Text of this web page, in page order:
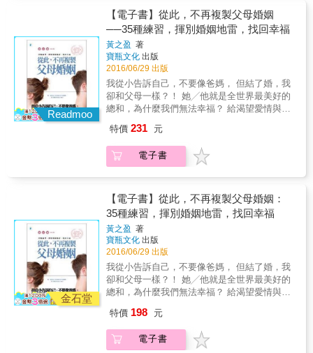
幾歲的單身生活，不妨好好規劃自己的人生目
標，只要愛自己、有信心，單身者必能與已婚
者一樣過得充實與快樂。▌愛需要做，更需要說
性是生活的一部分，因此，夫妻對性的想法、
期待、個人需求及感受，都需要彼此溝通。＜
案例1＞戀愛期的性愛頻率不高，卻很激烈。住
進大雄家後因父母的房間就在隔壁，他求歡的
次數驟降且草草了事。大雄的父母對我客客氣
要對自己的行為負責。目前我們都還在讀在職
碩士班，不過，還是決定公證結婚，只是收入
微薄，學雜費必須仰賴各自的父母，所以，或
許這是引發大雄父母不滿的地方吧。大雄和我
晚也很累，但我仍然渴望肌膚之親，大雄卻是
興趣缺缺。我今年三十歲，與前男友的性生活
是活潑滿意的，現在卻常覺得性慾未獲滿足。
幾次問大雄到底怎麼了，他總是說疲倦、太晚
了，或者性事沒那麼重要。我真是想不透，他
明明是有性能力的男人，怎會不想做？＜案例2
＞我和老婆談了四年的戀愛，每周到摩鐵親熱
一次，婚後第一年性生活頻繁愉悅，生了老大
後降為每周一次，老二誕生後為了照顧兩個孩
子，老婆與兩個孩子同眠，我被趕去睡客房。
我半夜爬上床求愛，她不是拒絕就是草草了
事。最近岳母北上探望外孫，順便幫忙照顧一
段時間，我獨守空房輾轉難眠，向太太抱怨，
事。 ●第二招：媳婦們，嘴甜大方準沒錯！婆
婆是妳一生中最重要的第二個女人，怎能不好
好對待！ ●第三招：和「姑字輩」組成堅強陣
線聯盟！才能發揮婆媳潤滑劑功能！ ●大絕
招：讓婆婆沒空理妳！讓她種花種菜、有同年
紀鄰居閒聊、把跟婆婆聊天的義務還給她的兒
子（妳老公）&hellip;&hellip; & 【女人最該心
疼的還是自己】 ●經濟獨立！──＞女人除了愛
花錢，更要愛賺錢！ ●行動獨立！──＞有時
候，擁有一部車，比擁有一個男人還要更有
友更貼心！ ●自信萬萬歲！──＞火辣的身材和
傾城的美貌會逝去！皺紋是歲月留下最美的禮
物，現在就是「最好的年紀」！ & 本書特色 1.
的處境與困難。 2.以獨特的角度探討現下兩性
關係；提供夫妻經營家庭生活的另類模式。 3.
作者親身經歷引發同質性讀者無比的共鳴。 4.
讀者迴響：收錄部落格中人妻人夫的內心話，
案例更多樣，共鳴度無遠弗屆。
道擦乾眼淚後，自己有多美麗。 本書特色 ◎繼
暢銷書《說好的幸福呢？》之後，「律師娘的
愛情辯護」最新力作！ 在法律與情感的抉擇路
口，她強悍又柔軟地給予犀利剖析， 告訴我
們：繼續相信，幸福就永遠不會結束。
◎150,000臉書忠實粉絲傾力相挺： 20歲，愛
就是愛，很簡單。 30歲，做自己喜歡的事，不
要為別人而活。 40歲以後，你得先看見你自
的迷茫與抉擇。 ．她未成年懷孕，男友卻始亂
終棄&hellip;&hellip;她該怎麼做，才能讓自己再
度得到幸福？ ．青春正盛的她選擇「量販」自
己的愛情，卻被包養的男人劈腿，可以告他詐
欺嗎？ ．男人毫不留情地對她拳打腳踢，她仍
猶豫再三：「我應該提告嗎？但這樣一來他就
有前科了&hellip;&hellip;」 ．結婚20年了，丈
夫突然訴請兩人的「婚姻無效」！難道這20年
全是她一廂情願？ 失戀、婆媳、外遇、家暴、
監護權、爭產&hellip;&hellip;我們從眼前的愛恨
滴淚水都是學習，每一回心痛都是重生的力
量。 在法律與情感的交會路口，律師娘強悍又
柔軟地給予犀利剖析，告訴我們，繼續相信，
道擦乾眼淚後，自己有多美麗。 本書特色 ◎繼
暢銷書《說好的幸福呢？》之後，「律師娘的
愛情辯護」最新力作！ 在法律與情感的抉擇路
口，她強悍又柔軟地給予犀利剖析， 告訴我
們：繼續相信，幸福就永遠不會結束。
◎150,000臉書忠實粉絲傾力相挺： 20歲，愛
就是愛，很簡單。 30歲，做自己喜歡的事，不
要為別人而活。 40歲以後，你得先看見你自
Readmoo
【電子書】從此，不再複製父母婚姻
──35種練習，揮別婚姻地雷，找回幸福
黃之盈 著
寶瓶文化 出版
2016/06/29 出版
我從小告訴自己，不要像爸媽， 但結了婚，我
卻和父母一樣？！ 她╱他就是全世界最美好的
總和，為什麼我們無法幸福？ 給渴望愛情與婚
作，由黃之盈心理師所設計的暖心「依戀卡」
與「願意卡」。 我們進入婚姻時，是最容易喚
起我們在父母婚姻關係裡面傷痛的時候。 這樣
斷？ 是個性不合？還是價值觀的差異？ 原來，
我們都內化父母的相處模式，複製了父母的婚
姻。 ‧我不喜歡母親對父親暴怒，但當我與先生
爭吵時，我卻和母親一樣暴怒。 ‧她挑選一位與
懦弱父親截然不同的男人結婚，卻還是無法幸
無微不至，先生卻外遇。 ‧她想擺脫母親的歇斯
底里，但當她處罰孩子時，內心浮現罪惡感交
織的「你看，你真糟糕，你和你媽一個樣。」
我們都是帶著各自家庭的影子，來到自己的婚
己的婚姻裡獲得； 父母婚姻關係裡的冷漠、爭
吵，我們會防堵出現在自己的婚姻裡； 父母婚
特價 231 元
電子書
金石堂
【電子書】從此，不再複製父母婚姻：
35種練習，揮別婚姻地雷，找回幸福
黃之盈 著
寶瓶文化 出版
2016/06/29 出版
我從小告訴自己，不要像爸媽， 但結了婚，我
卻和父母一樣？！ 她╱他就是全世界最美好的
總和，為什麼我們無法幸福？ 給渴望愛情與婚
作，由黃之盈心理師所設計的暖心「依戀卡」
與「願意卡」。 我們進入婚姻時，是最容易喚
起我們在父母婚姻關係裡面傷痛的時候。 這樣
特價 198 元
電子書